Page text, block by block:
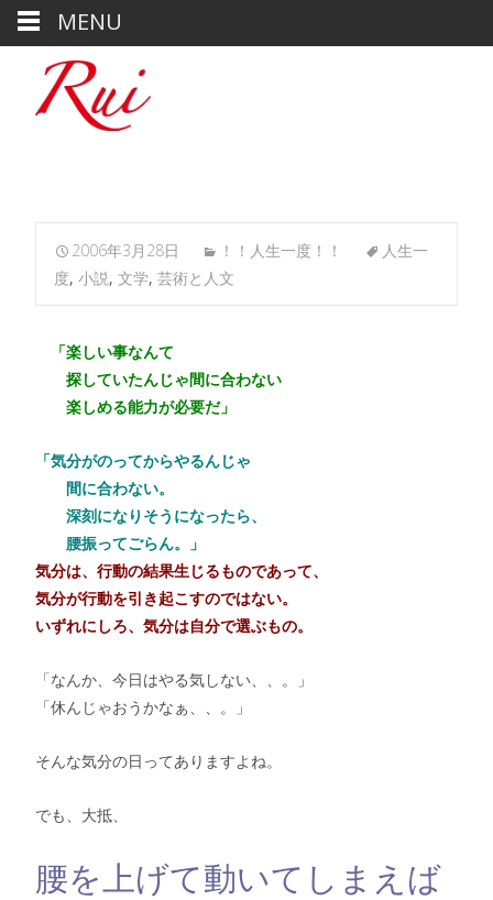
2006年3月28日 ！！人生一度！！
人生一
度, 小説, 文学, 芸術と人文
「楽しい事なんて
探していたんじゃ間に合わない
楽しめる能力が必要だ」
「気分がのってからやるんじゃ
間に合わない。
深刻になりそうになったら、
腰振ってごらん。」
気分は、行動の結果生じるものであって、
気分が行動を引き起こすのではない。
いずれにしろ、気分は自分で選ぶもの。
「なんか、今日はやる気しない、、。」
「休んじゃおうかなぁ、、。」
そんな気分の日ってありますよね。
でも、大抵、
腰を上げて動いてしまえば
MENU